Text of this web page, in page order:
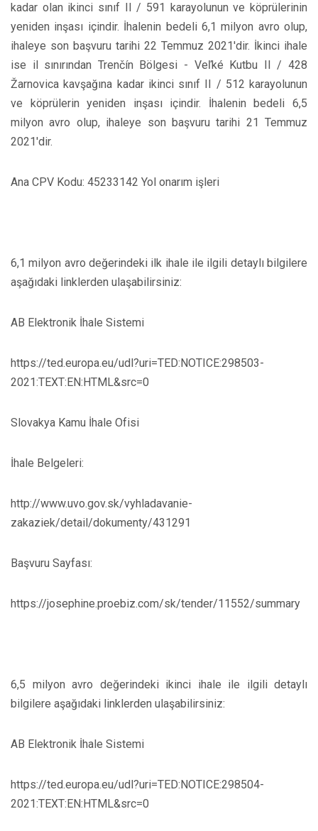
kadar olan ikinci sınıf II / 591 karayolunun ve köprülerinin
yeniden inşası içindir. İhalenin bedeli 6,1 milyon avro olup,
ihaleye son başvuru tarihi 22 Temmuz 2021'dir. İkinci ihale
ise il sınırından Trenčín Bölgesi - Veľké Kutbu II / 428
Žarnovica kavşağına kadar ikinci sınıf II / 512 karayolunun
ve köprülerin yeniden inşası içindir. İhalenin bedeli 6,5
milyon avro olup, ihaleye son başvuru tarihi 21 Temmuz
2021'dir.
Ana CPV Kodu: 45233142 Yol onarım işleri
6,1 milyon avro değerindeki ilk ihale ile ilgili detaylı bilgilere
aşağıdaki linklerden ulaşabilirsiniz:
AB Elektronik İhale Sistemi
https://ted.europa.eu/udl?uri=TED:NOTICE:298503-
2021:TEXT:EN:HTML&src=0
Slovakya Kamu İhale Ofisi
İhale Belgeleri:
http://www.uvo.gov.sk/vyhladavanie-
zakaziek/detail/dokumenty/431291
Başvuru Sayfası:
https://josephine.proebiz.com/sk/tender/11552/summary
6,5 milyon avro değerindeki ikinci ihale ile ilgili detaylı
bilgilere aşağıdaki linklerden ulaşabilirsiniz:
AB Elektronik İhale Sistemi
https://ted.europa.eu/udl?uri=TED:NOTICE:298504-
2021:TEXT:EN:HTML&src=0